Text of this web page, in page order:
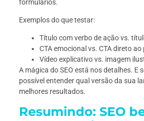
formulários.
Exemplos do que testar:
Título com verbo de ação vs.
CTA emocional vs. CTA direto
Vídeo explicativo vs. imagem
A mágica do SEO está nos detalhes. E
possível entender qual versão da sua
melhores resultados.
Resumindo: SEO